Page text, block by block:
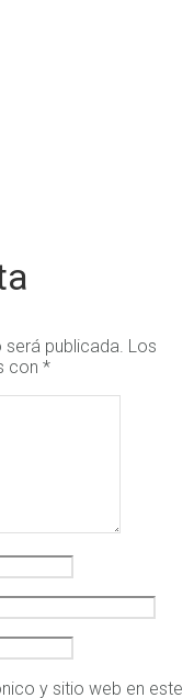
publicada. Los
con *
y sitio web en este